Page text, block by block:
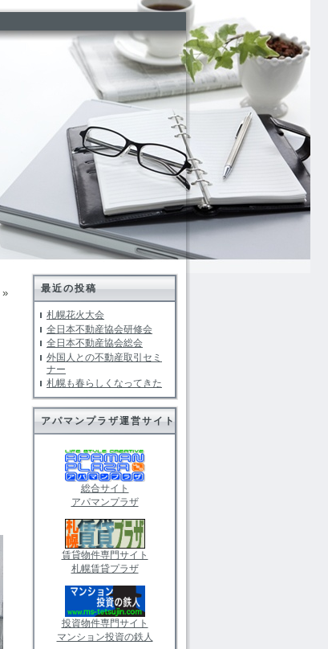
» 最近の投稿
札幌花火大会
全日本不動産協会研修会
全日本不動産協会総会
外国人との不動産取引セミ
ナー
札幌も春らしくなってきた
アパマンプラザ運営サイト
総合サイト
アパマンプラザ
賃貸物件専門サイト
札幌賃貸プラザ
投資物件専門サイト
マンション投資の鉄人